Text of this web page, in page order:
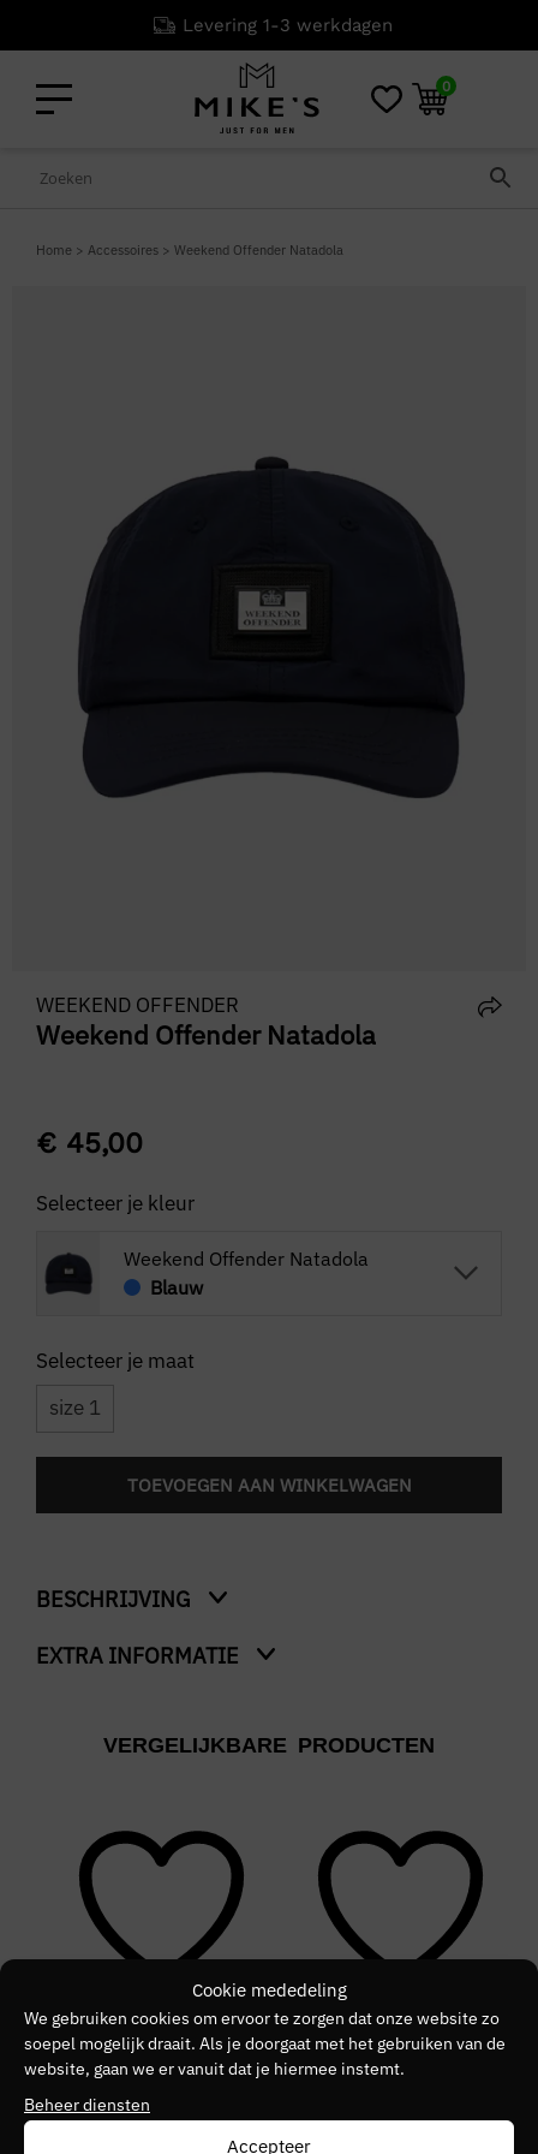
Cookie mededeling
We gebruiken cookies om ervoor te zorgen dat onze website zo
soepel mogelijk draait. Als je doorgaat met het gebruiken van de
website, gaan we er vanuit dat je hiermee instemt.
Beheer diensten
Accepteer
Levering 1-3 werkdagen
0
Home > Accessoires > Weekend Offender Natadola
WEEKEND OFFENDER
Weekend Offender Natadola
€ 45,00
Selecteer je kleur
Weekend Offender Natadola
Blauw
size 1
TOEVOEGEN AAN WINKELWAGEN
BESCHRIJVING
Natadola
EXTRA INFORMATIE
Blauw
WEEKEND OFFENDER
Kleurnummer
VZ26
Kleurgroep
Navy
VERGELIJKBARE PRODUCTEN
NIEUW NIEUW